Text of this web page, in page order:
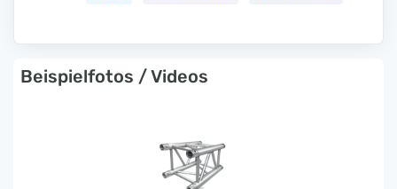
Beispielfotos / Videos